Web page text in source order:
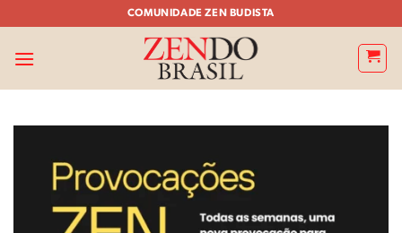
content
COMUNIDADE ZEN BUDISTA